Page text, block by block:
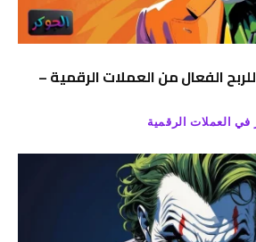
الفعال من العملات الرقمية –
في العملات الرقمية